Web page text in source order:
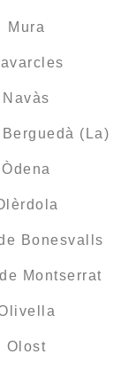
Mura
(La)
Bonesvalls
Montserrat
Olost